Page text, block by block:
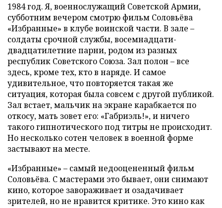
1984 год. Я, военнослужащий Советской Армии,
субботним вечером смотрю фильм Соловьёва
«Избранные» в клубе воинской части. В зале –
солдаты срочной службы, восемнадцати-
двадцатилетние парни, родом из разных
республик Советского Союза. Зал полон – все
здесь, кроме тех, кто в наряде. И самое
удивительное, что повторяется такая же
ситуация, которая была совсем с другой публикой.
Зал встает, мальчик на экране карабкается по
откосу, мать зовет его: «Габриэль!», и ничего
такого гипнотического под титры не происходит.
Но несколько сотен человек в военной форме
застывают на месте.
«Избранные» – самый недооцененный фильм
Соловьёва. С мастерами это бывает, они снимают
кино, которое завораживает и озадачивает
зрителей, но не нравится критике. Это кино как